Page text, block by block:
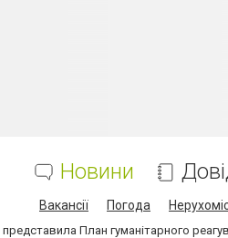
Новини
Вакансії Погода
План гуманітарного